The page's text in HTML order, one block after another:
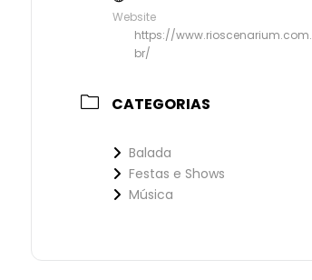
Website
https://www.rioscenarium.com.
br/
CATEGORIAS
Balada
Festas e Shows
Música